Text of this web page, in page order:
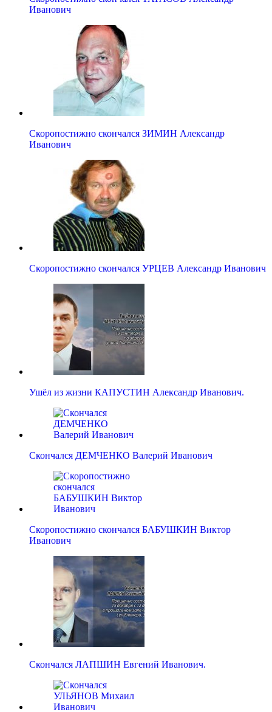
Иванович
Скоропостижно скончался ЗИМИН Александр
Иванович
Скоропостижно скончался УРЦЕВ Александр Иванович
Ушёл из жизни КАПУСТИН Александр Иванович.
Скончался ДЕМЧЕНКО Валерий Иванович
Скоропостижно скончался БАБУШКИН Виктор
Иванович
Скончался ЛАПШИН Евгений Иванович.